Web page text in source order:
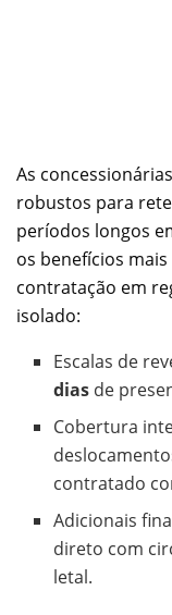
As
robustos para
períodos longos
os benefícios
contratação em
isolado:
Escalas de
dias de
Cobertura
contratado
Adicionais
direto com
letal.